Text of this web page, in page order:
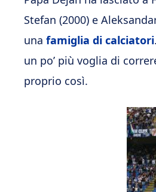
Stefan (2000) e
una famiglia di calciatori
un po’ più voglia di
proprio così.